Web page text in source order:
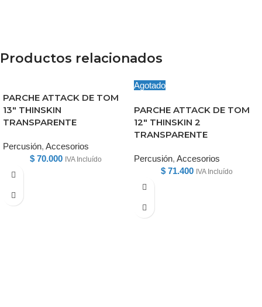
Productos relacionados
PARCHE ATTACK DE TOM
13″ THINSKIN
TRANSPARENTE
Percusión, Accesorios
$70.000 IVA Incluído
Agotado
PARCHE ATTACK DE TOM
12″ THINSKIN 2
TRANSPARENTE
Percusión, Accesorios
$71.400 IVA Incluído